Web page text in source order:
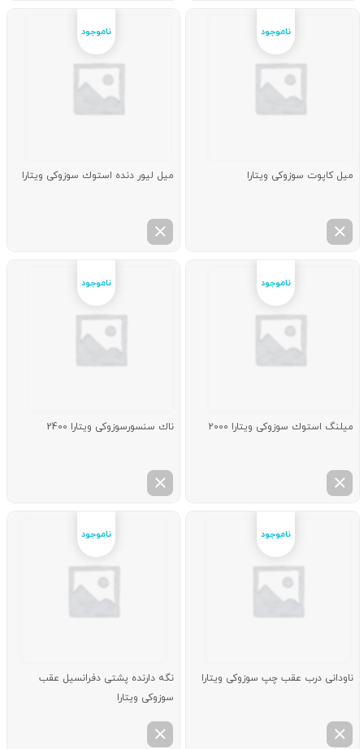
میل كاپوت سوزوکی ویتارا میل لیور دنده استوك سوزوکی ویتارا
میلنگ استوك سوزوکی ویتارا 2000 ناك سنسورسوزوکی ویتارا 2400
ناودانی درب عقب چپ سوزوکی ویتارا
نگه دارنده پشتی دفرانسیل عقب
سوزوکی ویتارا